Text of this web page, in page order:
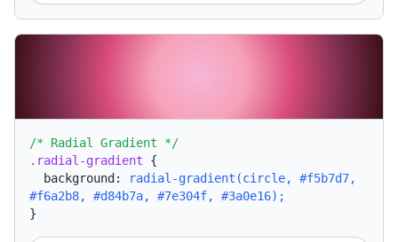
/* Radial Gradient */
.radial-gradient {
background:
radial-gradient(circle, #f5b7d7,
#f6a2b8, #d84b7a, #7e304f, #3a0e16);
}